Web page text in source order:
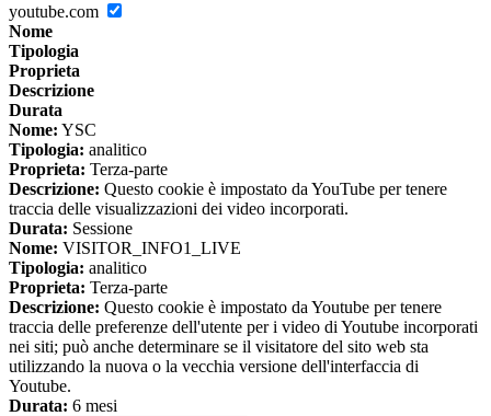
youtube.com
Nome
Tipologia
Proprieta
Descrizione
Durata
Nome: YSC
Tipologia: analitico
Proprieta: Terza-parte
Descrizione: Questo cookie è impostato da YouTube per tenere
traccia delle visualizzazioni dei video incorporati.
Durata: Sessione
Nome: VISITOR_INFO1_LIVE
Tipologia: analitico
Proprieta: Terza-parte
Descrizione: Questo cookie è impostato da Youtube per tenere
traccia delle preferenze dell'utente per i video di Youtube incorporati
nei siti; può anche determinare se il visitatore del sito web sta
utilizzando la nuova o la vecchia versione dell'interfaccia di
Youtube.
Durata: 6 mesi